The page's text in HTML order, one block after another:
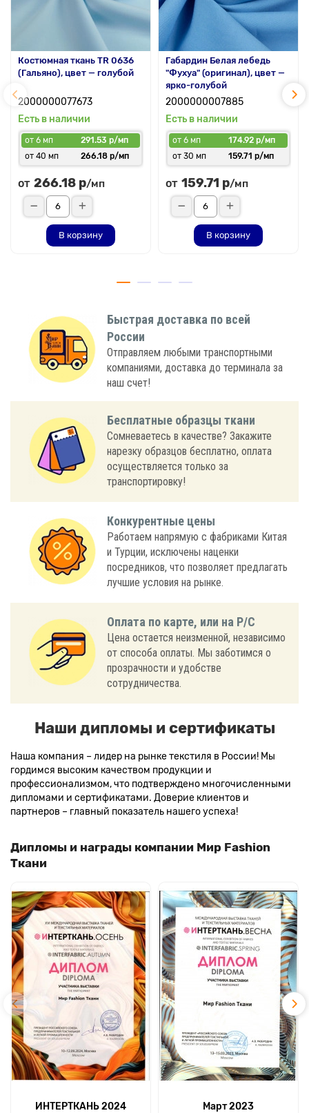
Костюмная ткань TR 0636
(Гальяно), цвет — голубой
2000000077673
Есть в наличии
от 6 мп
291.53 р/мп
от 40 мп
266.18 р/мп
от 266.18 р/мп
В корзину
Габардин Белая лебедь
"Фухуа" (оригинал), цвет —
ярко-голубой
2000000007885
Есть в наличии
от 6 мп
174.92 р/мп
от 30 мп
159.71 р/мп
от 159.71 р/мп
В корзину
Быстрая доставка по всей
России
Отправляем любыми транспортными
компаниями, доставка до терминала за
наш счет!
Бесплатные образцы ткани
Сомневаетесь в качестве? Закажите
нарезку образцов бесплатно, оплата
осуществляется только за
транспортировку!
Конкурентные цены
Работаем напрямую с фабриками Китая
и Турции, исключены наценки
посредников, что позволяет предлагать
лучшие условия на рынке.
Оплата по карте, или на Р/С
Цена остается неизменной, независимо
от способа оплаты. Мы заботимся о
прозрачности и удобстве
сотрудничества.
Наши дипломы и сертификаты
Наша компания – лидер на рынке текстиля в России! Мы
гордимся высоким качеством продукции и
профессионализмом, что подтверждено многочисленными
дипломами и сертификатами. Доверие клиентов и
партнеров – главный показатель нашего успеха!
Дипломы и награды компании Мир Fashion
Ткани
ИНТЕРТКАНЬ 2024 Март 2023